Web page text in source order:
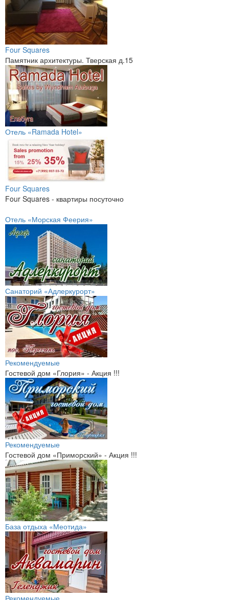
Four Squares
Памятник архитектуры. Тверская д.15
Отель «Ramada Hotel»
Four Squares
Four Squares - квартиры посуточно
Отель «Морская Феерия»
Санаторий «Адлеркурорт»
Рекомендуемые
Гостевой дом «Глория» - Акция !!!
Рекомендуемые
Гостевой дом «Приморский» - Акция !!!
База отдыха «Меотида»
Рекомендуемые